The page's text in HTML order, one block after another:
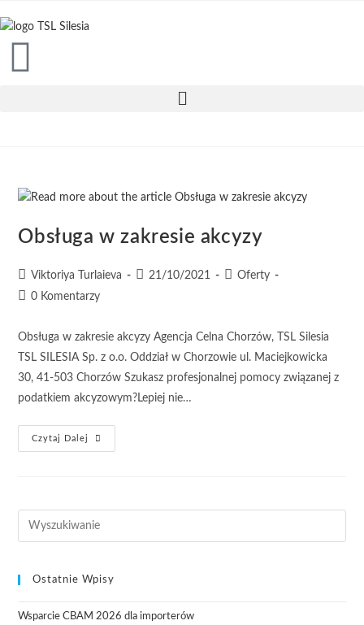
treści
Obsługa w zakresie akcyzy
Viktoriya Turlaieva 21/10/2021
Oferty
0 Komentarzy
Obsługa w zakresie akcyzy Agencja Celna Chorzów, TSL Silesia
TSL SILESIA Sp. z o.o. Oddział w Chorzowie ul. Maciejkowicka
30, 41-503 Chorzów Szukasz profesjonalnej pomocy związanej z
podatkiem akcyzowym?Lepiej nie…
Czytaj Dalej
Ostatnie Wpisy
Wsparcie CBAM 2026 dla importerów